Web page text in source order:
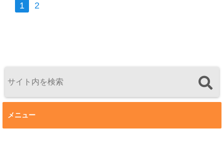
1 2
メニュー